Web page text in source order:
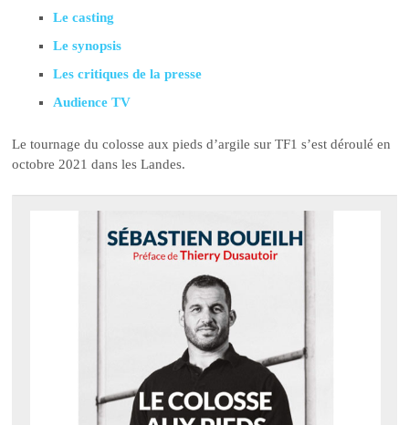
Le casting
Le synopsis
Les critiques de la presse
Audience TV
Le tournage du colosse aux pieds d’argile sur TF1 s’est déroulé en
octobre 2021 dans les Landes.